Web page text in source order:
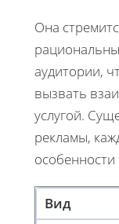
Она
аудитории,
вызвать
услугой.
рекламы,
особенности
Вид